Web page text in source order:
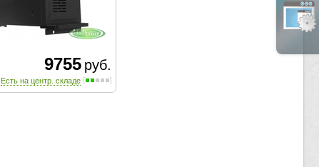
9755 руб.
Есть на центр. складе